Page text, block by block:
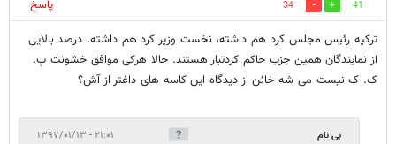
41
34
پاسخ
ترکیه رئیس مجلس کرد هم داشته، نخست وزیر کرد هم داشته. درصد بالایی
از نمایندگان همین جزب حاکم کردتبار هستند. حالا هرکی موافق خشونت پ.
ک. ک نیست می شه خائن از دیدگاه این کاسه های داغتر از آش؟
بی نام ۲۱:۰۱ - ۱۳۹۷/۰۱/۱۳